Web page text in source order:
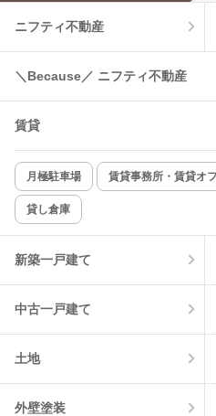
温水洗浄便座
コンロ2口以上
新着のみ
該当件数:
11
ニフティ不動産
＼Because／ ニフティ不動産
賃貸
月極駐車場 賃貸事務所・賃貸オ
貸し倉庫
新築一戸建て
中古一戸建て
土地
外壁塗装